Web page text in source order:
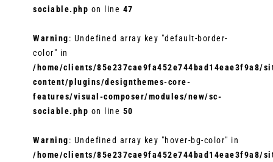
sociable.php on line 47
Warning: Undefined array key "default-border-
color" in
/home/clients/
content/plugins/designthemes-core-
features/visual-composer/modules/new/sc-
sociable.php on line 50
Warning: Undefined array key "hover-bg-color" in
/home/clients/